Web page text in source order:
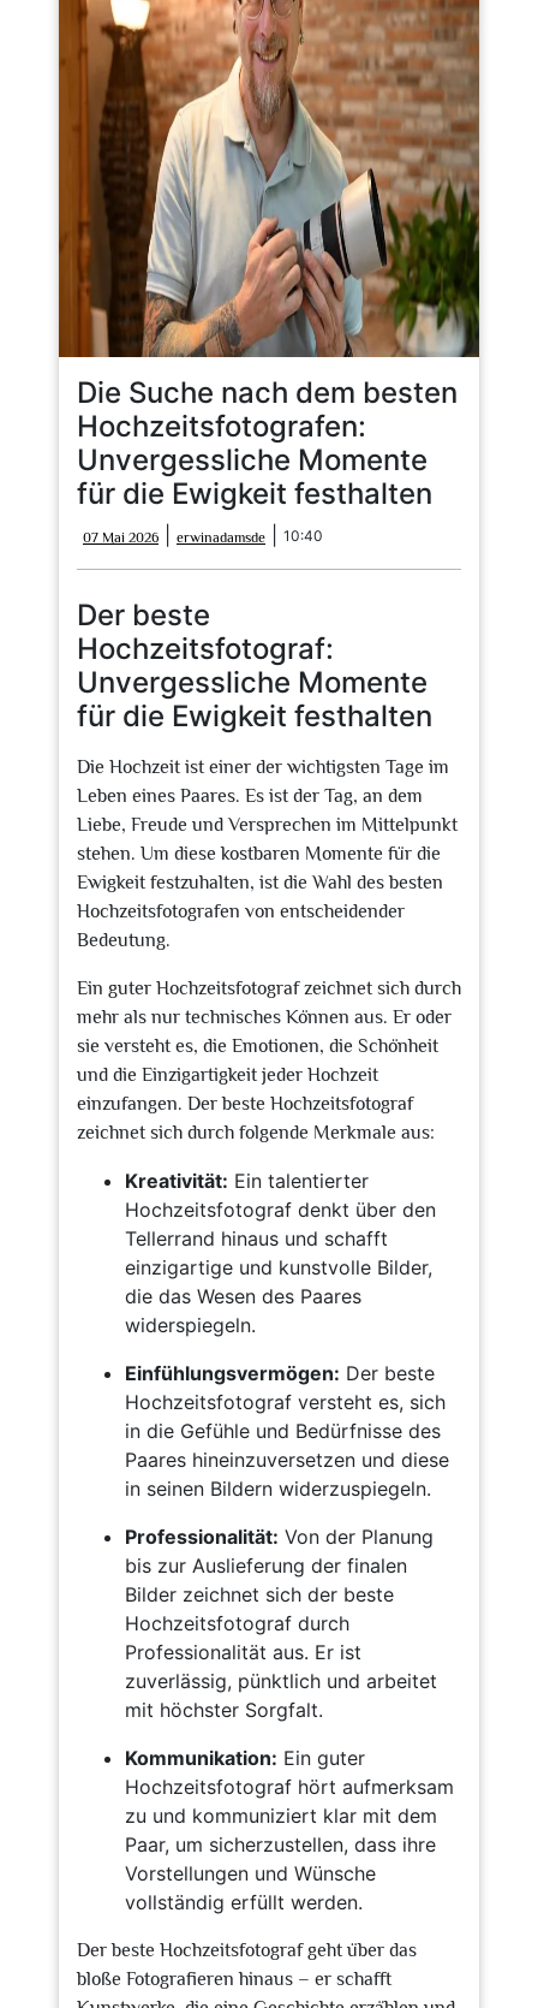
Die Suche nach dem besten
Hochzeitsfotografen:
Unvergessliche Momente
für die Ewigkeit festhalten
07 Mai 2026
Mai
2026
erwinadamsde erwinadamsde
10:40
Der beste
Hochzeitsfotograf:
Unvergessliche Momente
für die Ewigkeit festhalten
Die Hochzeit ist einer der wichtigsten Tage im
Leben eines Paares. Es ist der Tag, an dem
Liebe, Freude und Versprechen im Mittelpunkt
stehen. Um diese kostbaren Momente für die
Ewigkeit festzuhalten, ist die Wahl des besten
Hochzeitsfotografen von entscheidender
Bedeutung.
Ein guter Hochzeitsfotograf zeichnet sich durch
mehr als nur technisches Können aus. Er oder
sie versteht es, die Emotionen, die Schönheit
und die Einzigartigkeit jeder Hochzeit
einzufangen. Der beste Hochzeitsfotograf
zeichnet sich durch folgende Merkmale aus:
Kreativität: Ein talentierter
Hochzeitsfotograf denkt über den
Tellerrand hinaus und schafft
einzigartige und kunstvolle Bilder,
die das Wesen des Paares
widerspiegeln.
Einfühlungsvermögen: Der beste
Hochzeitsfotograf versteht es, sich
in die Gefühle und Bedürfnisse des
Paares hineinzuversetzen und diese
in seinen Bildern widerzuspiegeln.
Professionalität: Von der Planung
bis zur Auslieferung der finalen
Bilder zeichnet sich der beste
Hochzeitsfotograf durch
Professionalität aus. Er ist
zuverlässig, pünktlich und arbeitet
mit höchster Sorgfalt.
Kommunikation: Ein guter
Hochzeitsfotograf hört aufmerksam
zu und kommuniziert klar mit dem
Paar, um sicherzustellen, dass ihre
Vorstellungen und Wünsche
vollständig erfüllt werden.
Der beste Hochzeitsfotograf geht über das
bloße Fotografieren hinaus – er schafft